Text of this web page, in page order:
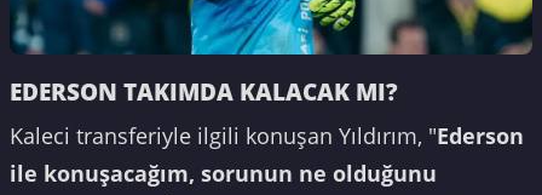
EDERSON TAKIMDA KALACAK MI?
Kaleci transferiyle ilgili konuşan Yıldırım, "Ederson
ile konuşacağım, sorunun ne olduğunu